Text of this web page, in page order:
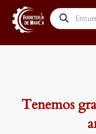
contenido
Búsqueda
de
productos
Tenemos